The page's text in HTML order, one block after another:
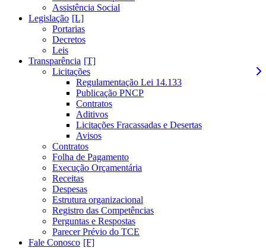
Assistência Social
Legislação
Portarias
Decretos
Leis
Transparência
Licitações
Regulamentação Lei 14.133
Publicação PNCP
Contratos
Aditivos
Licitações Fracassadas e Desertas
Avisos
Contratos
Folha de Pagamento
Execução Orçamentária
Receitas
Despesas
Estrutura organizacional
Registro das Competências
Perguntas e Respostas
Parecer Prévio do TCE
Fale Conosco